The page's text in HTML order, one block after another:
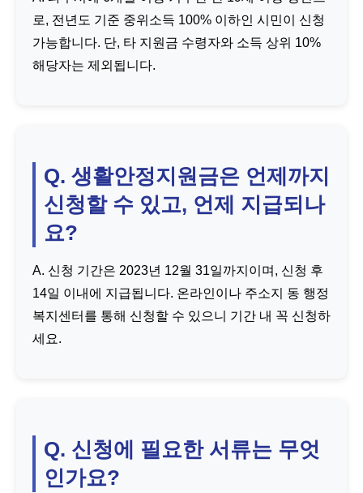
로, 전년도 기준 중위소득 100% 이하인 시민이 신청
가능합니다. 단, 타 지원금 수령자와 소득 상위 10%
해당자는 제외됩니다.
Q. 생활안정지원금은 언제까지
신청할 수 있고, 언제 지급되나
요?
A. 신청 기간은 2023년 12월 31일까지이며, 신청 후
14일 이내에 지급됩니다. 온라인이나 주소지 동 행정
복지센터를 통해 신청할 수 있으니 기간 내 꼭 신청하
세요.
Q. 신청에 필요한 서류는 무엇
인가요?